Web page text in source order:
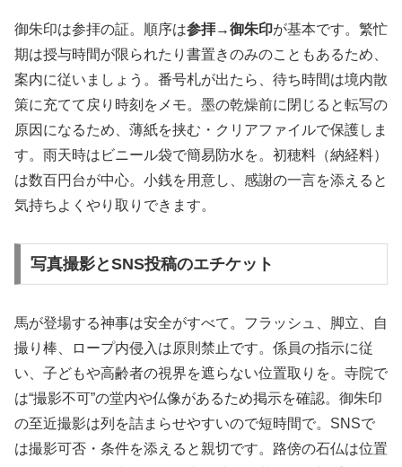
御朱印は参拝の証。順序は参拝→御朱印が基本です。繁忙
期は授与時間が限られたり書置きのみのこともあるため、
案内に従いましょう。番号札が出たら、待ち時間は境内散
策に充てて戻り時刻をメモ。墨の乾燥前に閉じると転写の
原因になるため、薄紙を挟む・クリアファイルで保護しま
す。雨天時はビニール袋で簡易防水を。初穂料（納経料）
は数百円台が中心。小銭を用意し、感謝の一言を添えると
気持ちよくやり取りできます。
写真撮影とSNS投稿のエチケット
馬が登場する神事は安全がすべて。フラッシュ、脚立、自
撮り棒、ロープ内侵入は原則禁止です。係員の指示に従
い、子どもや高齢者の視界を遮らない位置取りを。寺院で
は“撮影不可”の堂内や仏像があるため掲示を確認。御朱印
の至近撮影は列を詰まらせやすいので短時間で。SNSで
は撮影可否・条件を添えると親切です。路傍の石仏は位置